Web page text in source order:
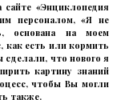
«Энциклопедия
персоналом, «Я не
основана на моем
как есть или кормить
сделали, что нового я
картину знаний
чтобы Вы могли
также.